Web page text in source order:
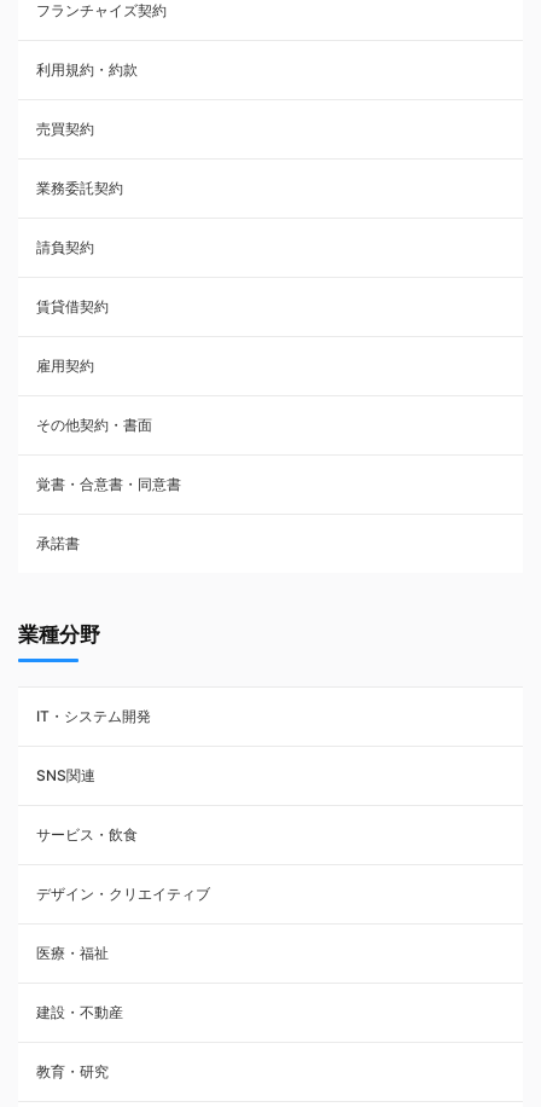
利用規約・約款
覚書・合意書・同意書
承諾書
雇用契約
その他契約・書面
売買契約
株主総会議事録・関連書類
請負契約
フランチャイズ契約
賃貸借契約
フランチャイズ契約
利用規約・約款
売買契約
業務委託契約
請負契約
賃貸借契約
雇用契約
その他契約・書面
覚書・合意書・同意書
承諾書
業種分野
IT・システム開発
SNS関連
サービス・飲食
デザイン・クリエイティブ
医療・福祉
建設・不動産
教育・研究